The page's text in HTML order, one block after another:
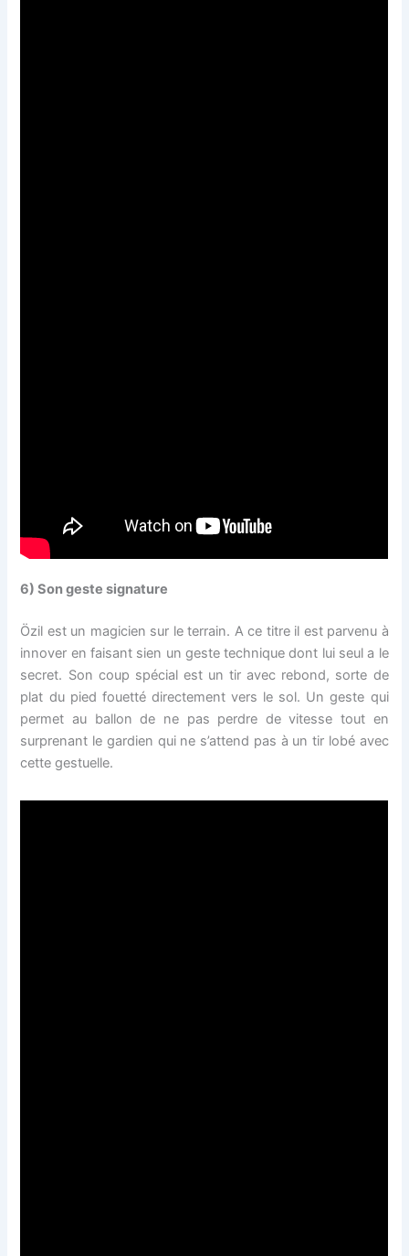
6) Son geste signature
Özil est un magicien sur le terrain. A ce titre il est parvenu à
innover en faisant sien un geste technique dont lui seul a le
secret. Son coup spécial est un tir avec rebond, sorte de
plat du pied fouetté directement vers le sol. Un geste qui
permet au ballon de ne pas perdre de vitesse tout en
surprenant le gardien qui ne s’attend pas à un tir lobé avec
cette gestuelle.